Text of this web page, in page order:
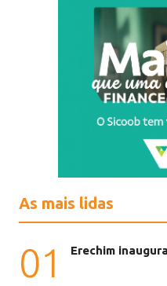
As mais lidas
01 Erechim